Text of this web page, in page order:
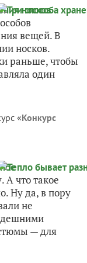
вещей. В
носков.
раньше, чтобы
один
«Конкурс
А что такое
Ну да, в пору
не
— для